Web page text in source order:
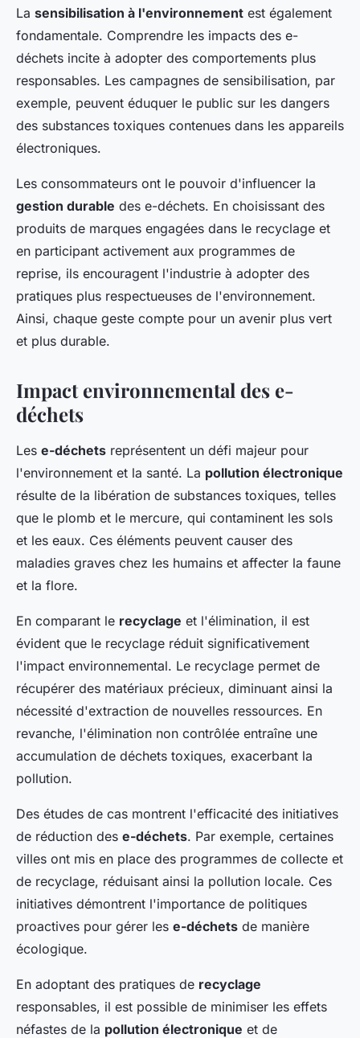
La sensibilisation à l'environnement est également
fondamentale. Comprendre les impacts des e-
déchets incite à adopter des comportements plus
responsables. Les campagnes de sensibilisation, par
exemple, peuvent éduquer le public sur les dangers
des substances toxiques contenues dans les appareils
électroniques.
Les consommateurs ont le pouvoir d'influencer la
gestion durable des e-déchets. En choisissant des
produits de marques engagées dans le recyclage et
en participant activement aux programmes de
reprise, ils encouragent l'industrie à adopter des
pratiques plus respectueuses de l'environnement.
Ainsi, chaque geste compte pour un avenir plus vert
et plus durable.
Impact environnemental des e-
déchets
Les e-déchets représentent un défi majeur pour
l'environnement et la santé. La pollution électronique
résulte de la libération de substances toxiques, telles
que le plomb et le mercure, qui contaminent les sols
et les eaux. Ces éléments peuvent causer des
maladies graves chez les humains et affecter la faune
et la flore.
En comparant le recyclage et l'élimination, il est
évident que le recyclage réduit significativement
l'impact environnemental. Le recyclage permet de
récupérer des matériaux précieux, diminuant ainsi la
nécessité d'extraction de nouvelles ressources. En
revanche, l'élimination non contrôlée entraîne une
accumulation de déchets toxiques, exacerbant la
pollution.
Des études de cas montrent l'efficacité des initiatives
de réduction des e-déchets. Par exemple, certaines
villes ont mis en place des programmes de collecte et
de recyclage, réduisant ainsi la pollution locale. Ces
initiatives démontrent l'importance de politiques
proactives pour gérer les e-déchets de manière
écologique.
En adoptant des pratiques de recyclage
responsables, il est possible de minimiser les effets
néfastes de la pollution électronique et de